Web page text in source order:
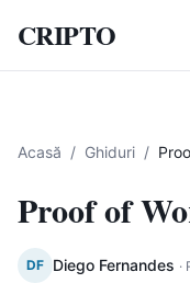
CRIPTO
Acasă / Ghiduri /
Proof of
DF Diego Fernandes ·